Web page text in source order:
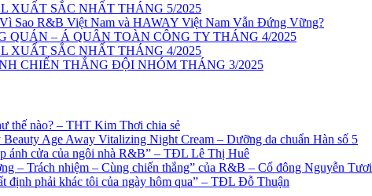
XUẤT SẮC NHẤT THÁNG 5/2025
Sao R&B Việt Nam và HAWAY Việt Nam Vẫn Đứng Vững?
QUÁN – Á QUÂN TOÀN CÔNG TY THÁNG 4/2025
XUẤT SẮC NHẤT THÁNG 4/2025
CHIẾN THẮNG ĐỘI NHÓM THÁNG 3/2025
thế nào? – THT Kim Thơi chia sẻ
Age Away Vitalizing Night Cream – Dưỡng da chuẩn Hàn số 5
ánh cửa của ngôi nhà R&B” – TĐL Lê Thị Huê
– Trách nhiệm – Cùng chiến thắng” của R&B – Cổ đông Nguyễn Tươi
định phải khác tôi của ngày hôm qua” – TĐL Đỗ Thuận